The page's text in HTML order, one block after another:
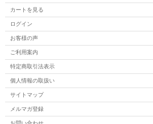
カートを見る
ログイン
お客様の声
ご利用案内
特定商取引法表示
個人情報の取扱い
サイトマップ
メルマガ登録